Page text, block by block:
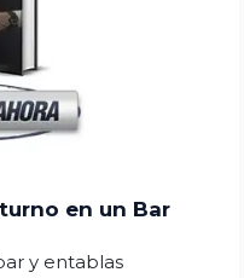
en un Bar
y entablas